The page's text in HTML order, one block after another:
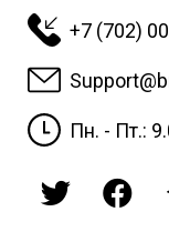
+7 (702)
Пн. - Пт.: